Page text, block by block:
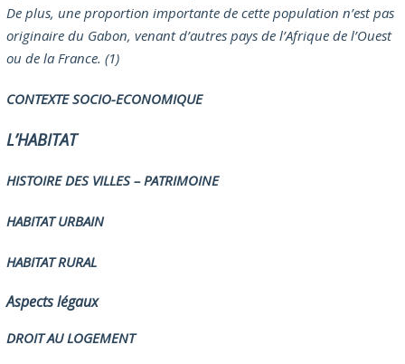
De plus, une proportion importante de cette population n’est pas
originaire du Gabon, venant d’autres pays de l’Afrique de l’Ouest
ou de la France. (1)
CONTEXTE SOCIO-ECONOMIQUE
L’HABITAT
HISTOIRE DES VILLES – PATRIMOINE
HABITAT URBAIN
HABITAT RURAL
Aspects légaux
DROIT AU LOGEMENT